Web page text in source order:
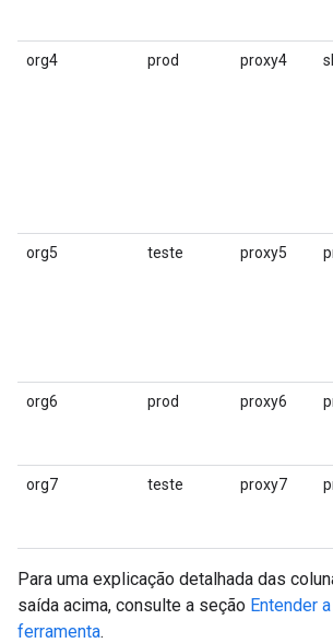
org4 prod proxy4
org5 teste proxy5
org6 prod proxy6
org7 teste proxy7
Para uma explicação detalhada das
saída acima, consulte a seção Entender
ferramenta.